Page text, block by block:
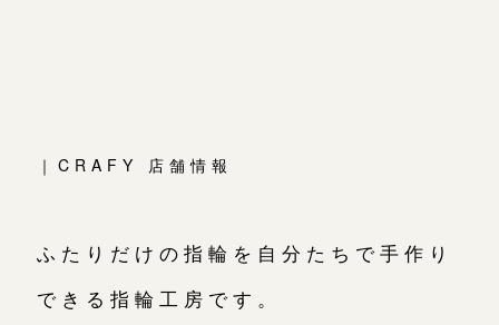
｜CRAFY 店舗情報
ふたりだけの指輪を自分たちで手作り
できる指輪工房です。